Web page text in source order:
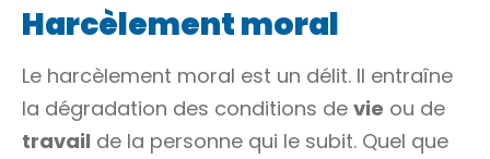
Harcèlement moral
Le harcèlement moral est un délit. Il entraîne
la dégradation des conditions de vie ou de
travail de la personne qui le subit. Quel que